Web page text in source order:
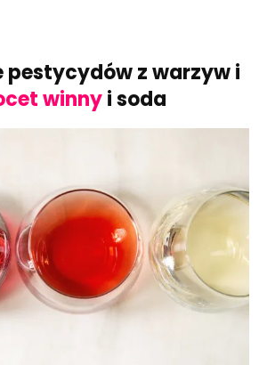
pestycydów z warzyw i
winnyi soda